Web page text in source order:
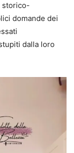
storico-
domande dei
dalla loro